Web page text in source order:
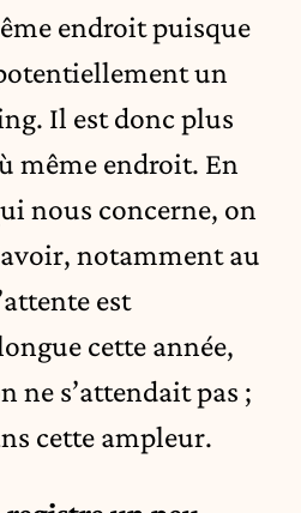
endroit puisque
un
Il est donc plus
même endroit. En
nous concerne, on
notamment au
est
cette année,
ne s’attendait pas ;
cette ampleur.